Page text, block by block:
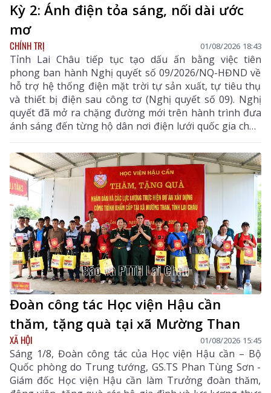
Kỳ 2: Ánh điện tỏa sáng, nối dài ước
mơ
CHÍNH TRỊ 01/08/2026 18:43
Tỉnh Lai Châu tiếp tục tạo dấu ấn bằng việc tiên
phong ban hành Nghị quyết số 09/2026/NQ-HĐND về
hỗ trợ hệ thống điện mặt trời tự sản xuất, tự tiêu thụ
và thiết bị điện sau công tơ (Nghị quyết số 09). Nghị
quyết đã mở ra chặng đường mới trên hành trình đưa
ánh sáng đến từng hộ dân nơi điện lưới quốc gia chưa
thể vươn tới.
Đoàn công tác Học viện Hậu cần
thăm, tặng quà tại xã Mường Than
XÃ HỘI 01/08/2026 15:45
Sáng 1/8, Đoàn công tác của Học viện Hậu cần – Bộ
Quốc phòng do Trung tướng, GS.TS Phan Tùng Sơn -
Giám đốc Học viện Hậu cần làm Trưởng đoàn thăm,